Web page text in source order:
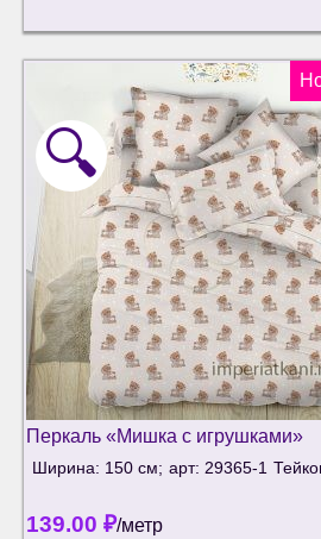
🔍
Перкаль «Мишка с игрушками»
Ширина: 150 см; арт: 29365-1
139.00 ₽/метр